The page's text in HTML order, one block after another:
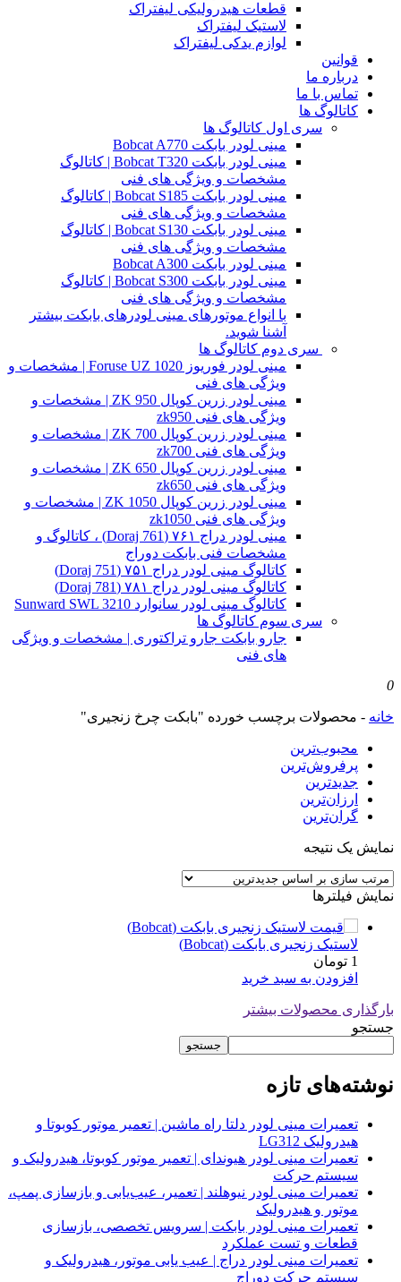
قطعات هیدرولیکی لیفتراک
لاستیک لیفتراک
لوازم یدکی لیفتراک
قوانین
درباره ما
تماس با ما
کاتالوگ ها
سری اول کاتالوگ ها
مینی لودر بابکت Bobcat A770
مینی لودر بابکت Bobcat T320 | کاتالوگ
مشخصات و ویژگی های فنی
مینی لودر بابکت Bobcat S185 | کاتالوگ
مشخصات و ویژگی های فنی
مینی لودر بابکت Bobcat S130 | کاتالوگ
مشخصات و ویژگی های فنی
مینی لودر بابکت Bobcat A300
مینی لودر بابکت Bobcat S300 | کاتالوگ
مشخصات و ویژگی های فنی
با انواع موتورهای مینی لودرهای بابکت بیشتر
آشنا شوید.
سری دوم کاتالوگ ها
مینی لودر فوریوز Foruse UZ 1020 | مشخصات و
ویژگی های فنی
مینی لودر زرین کوپال ZK 950 | مشخصات و
ویژگی های فنی zk950
مینی لودر زرین کوپال ZK 700 | مشخصات و
ویژگی های فنی zk700
مینی لودر زرین کوپال ZK 650 | مشخصات و
ویژگی های فنی zk650
مینی لودر زرین کوپال ZK 1050 | مشخصات و
ویژگی های فنی zk1050
مینی لودر دراج ۷۶۱ (Doraj 761) ، کاتالوگ و
مشخصات فنی بابکت دوراج
کاتالوگ مینی لودر دراج ۷۵۱ (Doraj 751)
کاتالوگ مینی لودر دراج ۷۸۱ (Doraj 781)
کاتالوگ مینی لودر سانوارد Sunward SWL 3210
سری سوم کاتالوگ ها
جارو بابکت جارو تراکتوری | مشخصات و ویژگی
های فنی
0
خانه - محصولات برچسب خورده "بابکت چرخ زنجیری"
محبوب‌ترین
پرفروش‌ترین
جدیدترین
ارزان‌ترین
گران‌ترین
نمایش یک نتیجه
نمایش فیلترها
لاستیک زنجیری بابکت (Bobcat)
1 تومان
افزودن به سبد خرید
بارگذاری محصولات بیشتر
جستجو
جستجو
نوشته‌های تازه
تعمیرات مینی لودر دلتا راه ماشین | تعمیر موتور کوبوتا و
هیدرولیک LG312
تعمیرات مینی لودر هیوندای | تعمیر موتور کوبوتا، هیدرولیک و
سیستم حرکت
تعمیرات مینی لودر نیوهلند | تعمیر، عیب‌یابی و بازسازی پمپ،
موتور و هیدرولیک
تعمیرات مینی لودر بابکت | سرویس تخصصی، بازسازی
قطعات و تست عملکرد
تعمیرات مینی لودر دراج | عیب یابی موتور، هیدرولیک و
سیستم حرکت دوراج